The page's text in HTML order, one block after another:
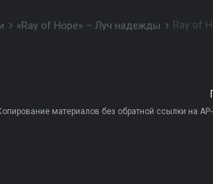
«Ray of Hope» – Луч надежды Ray of
материалов без обратной ссылки на